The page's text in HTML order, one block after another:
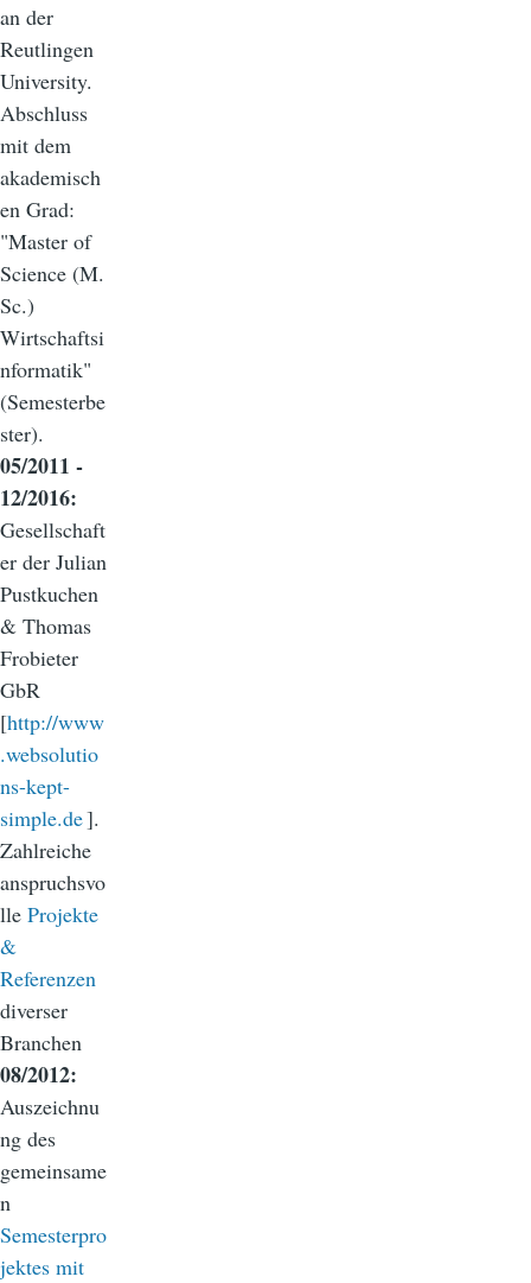
an der
Reutlingen
University.
Abschluss
mit dem
akademisch
en Grad:
"Master of
Science (M.
Sc.)
Wirtschaftsi
nformatik"
(Semesterbe
ster).
05/2011 -
12/2016:
Gesellschaft
er der Julian
Pustkuchen
& Thomas
Frobieter
GbR
[http://www
.websolutio
ns-kept-
simple.de].
Zahlreiche
anspruchsvo
lle Projekte
&
Referenzen
diverser
Branchen
08/2012:
Auszeichnu
ng des
gemeinsame
n
Semesterpro
jektes mit